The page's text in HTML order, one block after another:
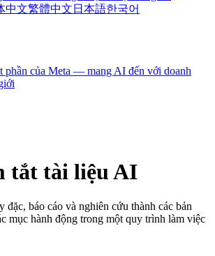
中文繁體中文 日本語한국어
phần của Meta — mang AI đến với doanh
tắt tài liệu AI
đặc, báo cáo và nghiên cứu thành các bản
mục hành động trong một quy trình làm việc